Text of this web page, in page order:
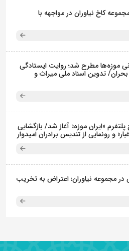
کاخ نیاوران در مواجهه با
موزه‌ها مطرح شد؛ روایت ایستادگی
تدوین اسناد ملی میراث و
«ایران موزه» آغاز شد/ بازگشایی
و رونمایی از تندیس برادران امیدوار
مجموعه نیاوران؛ اعتراض به تخریب